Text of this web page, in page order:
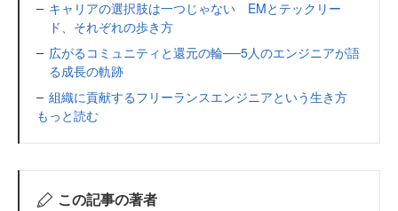
キャリアの選択肢は一つじゃない EMとテックリー
ド、それぞれの歩き方
広がるコミュニティと還元の輪──5人のエンジニアが語
る成長の軌跡
組織に貢献するフリーランスエンジニアという生き方
もっと読む
この記事の著者